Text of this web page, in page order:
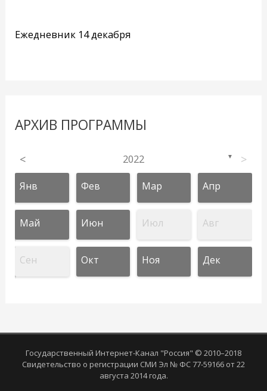
Ежедневник 14 декабря
АРХИВ ПРОГРАММЫ
< 2022 ▼ >
Янв Фев Мар Апр
Май Июн Июл Авг
Сен Окт Ноя Дек
Государственный Интернет-Канал "Россия" © 2010–2018
Свидетельство о регистрации СМИ Эл № ФС 77-59166 от 22
августа 2014 года.